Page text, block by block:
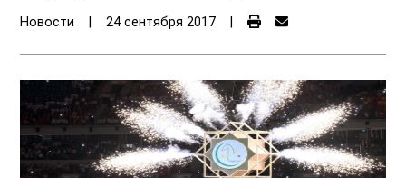
Новости 24 сентября 2017